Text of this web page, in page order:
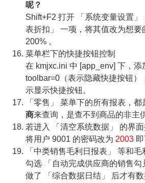
呢？
Shift+F2 打开 「系统变量设置」
表折扣」 一项，将其值改为想要
200% 。
菜单栏下的快捷按钮控制
在 kmjxc.ini 中 [app_env] 下，添
toolbar=0（表示隐藏快捷按钮）
示显示快捷按钮。
「零售」 菜单下的所有报表，
商来查询，是查不到商品的非主
若进入 「清空系统数据」 的界
将用户 9001 的密码改为 2003 即
「中类销售毛利日报表」 等和
勾选 「自动完成供应商的销售勾
做了 「综合数据日结」 后才有数